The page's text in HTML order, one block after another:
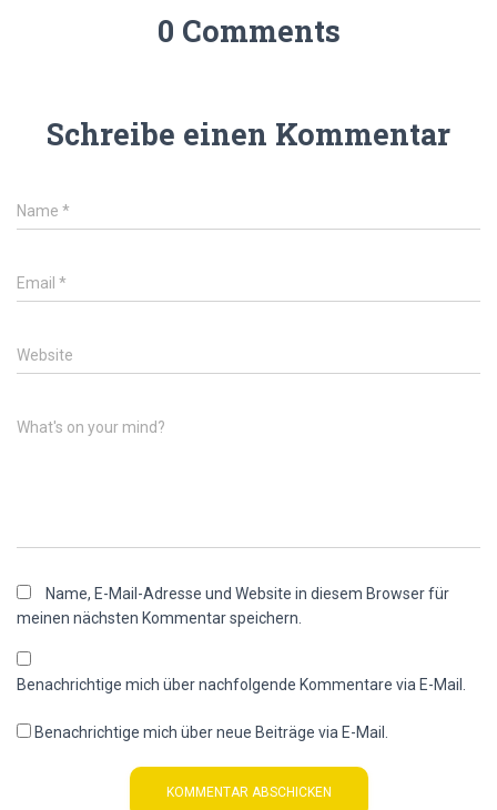
0 Comments
Schreibe einen Kommentar
Name *
Email *
Website
What's on your mind?
Name, E-Mail-Adresse und Website in diesem Browser für
meinen nächsten Kommentar speichern.
Benachrichtige mich über nachfolgende Kommentare via E-Mail.
Benachrichtige mich über neue Beiträge via E-Mail.